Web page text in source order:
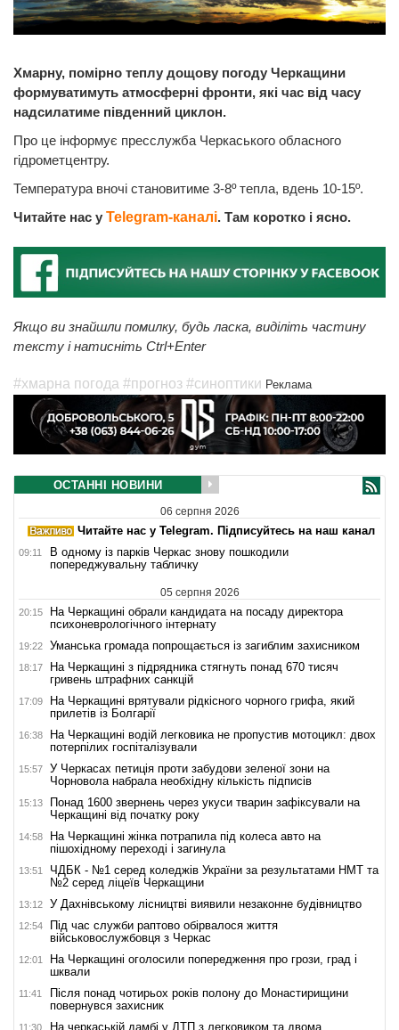
Хмарну, помірно теплу дощову погоду Черкащини
формуватимуть атмосферні фронти, які час від часу
надсилатиме південний циклон.
Про це інформує пресслужба Черкаського обласного
гідрометцентру.
Температура вночі становитиме 3-8º тепла, вдень 10-15º.
Читайте нас у Telegram-каналі. Там коротко і ясно.
Якщо ви знайшли помилку, будь ласка, виділіть частину
тексту і натисніть Ctrl+Enter
#хмарна погода #прогноз #синоптики Реклама
ОСТАННІ НОВИНИ
06 серпня 2026
Читайте нас у Telegram. Підписуйтесь на наш канал
09:11
В одному із парків Черкас знову пошкодили
попереджувальну табличку
05 серпня 2026
20:15
На Черкащині обрали кандидата на посаду директора
психоневрологічного інтернату
19:22 Уманська громада попрощається із загиблим захисником
18:17
На Черкащині з підрядника стягнуть понад 670 тисяч
гривень штрафних санкцій
17:09
На Черкащині врятували рідкісного чорного грифа, який
прилетів із Болгарії
16:38
На Черкащині водій легковика не пропустив мотоцикл: двох
потерпілих госпіталізували
15:57
У Черкасах петиція проти забудови зеленої зони на
Чорновола набрала необхідну кількість підписів
15:13
Понад 1600 звернень через укуси тварин зафіксували на
Черкащині від початку року
14:58
На Черкащині жінка потрапила під колеса авто на
пішохідному переході і загинула
13:51
ЧДБК - №1 серед коледжів України за результатами НМТ та
№2 серед ліцеїв Черкащини
13:12 У Дахнівському лісництві виявили незаконне будівництво
12:54
Під час служби раптово обірвалося життя
військовослужбовця з Черкас
12:01
На Черкащині оголосили попередження про грози, град і
шквали
11:41
Після понад чотирьох років полону до Монастирищини
повернувся захисник
11:30 На черкаській дамбі у ДТП з легковиком та двома